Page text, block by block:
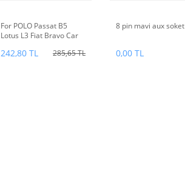
For POLO Passat B5
Lotus L3 Fiat Bravo Car
Durable
242,80 TL 285,65 TL
8 pin mavi aux soket
0,00 TL